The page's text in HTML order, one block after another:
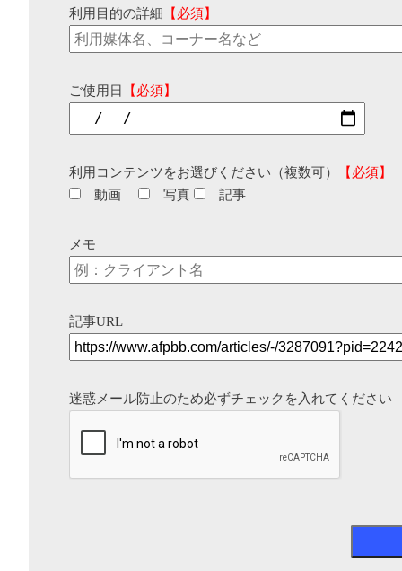
利用目的の詳細 【必須】
ご使用日 【必須】
利用コンテンツをお選びください（複数可）
【必須】
動画
写真 記事
メモ
記事URL
迷惑メール防止のため必ずチェックを入れてください